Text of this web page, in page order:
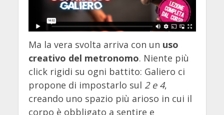
Ma la vera svolta arriva con un uso
creativo del metronomo. Niente più
click rigidi su ogni battito: Galiero ci
propone di impostarlo sul 2 e 4,
creando uno spazio più arioso in cui il
corpo è obbligato a sentire e